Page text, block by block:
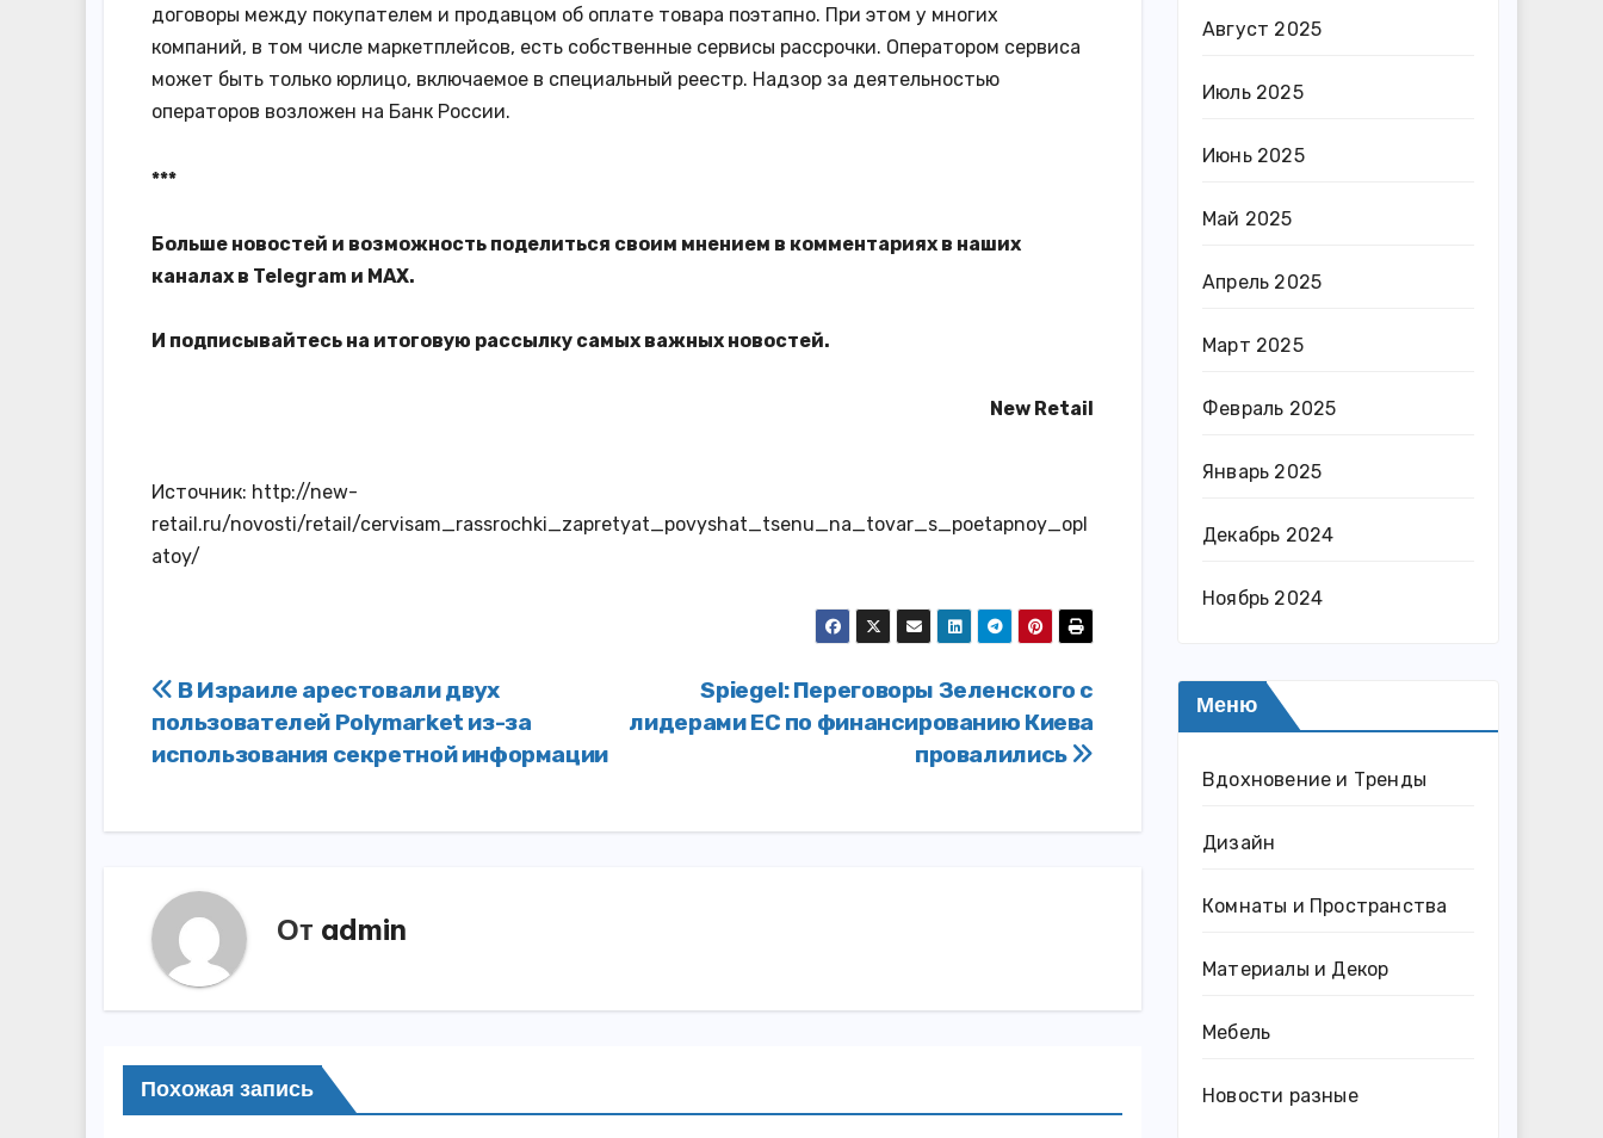
договоры между покупателем и продавцом об оплате товара поэтапно. При этом у многих
компаний, в том числе маркетплейсов, есть собственные сервисы рассрочки. Оператором сервиса
может быть только юрлицо, включаемое в специальный реестр. Надзор за деятельностью
операторов возложен на Банк России.
***
Больше новостей и возможность поделиться своим мнением в комментариях в наших
каналах в Telegram и MAX.
И подписывайтесь на итоговую рассылку самых важных новостей.
New Retail
Источник: http://new-
retail.ru/novosti/retail/cervisam_rassrochki_zapretyat_povyshat_tsenu_na_tovar_s_poetapnoy_opl
atoy/
Навигация
по
Spiegel: Переговоры Зеленского с
лидерами ЕС по финансированию Киева
провалились
В Израиле арестовали двух
пользователей Polymarket из-за
использования секретной информации
От admin
Похожая запись
Август 2025
Июль 2025
Июнь 2025
Май 2025
Апрель 2025
Март 2025
Февраль 2025
Январь 2025
Декабрь 2024
Ноябрь 2024
Меню
Вдохновение и Тренды
Дизайн
Комнаты и Пространства
Материалы и Декор
Мебель
Новости разные